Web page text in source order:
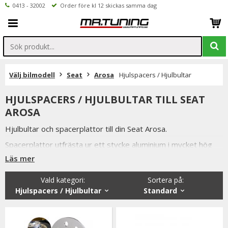
0413 - 32002 Order före kl 12 skickas samma dag
Välj bilmodell Seat Arosa Hjulspacers / Hjulbultar
HJULSPACERS / HJULBULTAR TILL SEAT
AROSA
Hjulbultar och spacerplattor till din Seat Arosa.
Spacerplattor utfrästa ur ett stycke aluminium i mycket hög
kvalitet.
Alla våra hjulbultar, låsbultar och hjulspacers är av högsta
kvalitet samtidigt som vi håller konkurrenskraftiga priser och
snabba leveranser.
Seat Arosa.
Läs mer
Sortera på:
Standard
Vald kategori:
Hjulspacers / Hjulbultar